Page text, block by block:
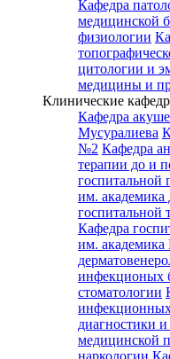
Кафедра
медицинской
физиологии
цитологии и
медицины и
Клинические
Кафедра
Мусуралиева
№2 Кафедра
терапии до и
госпитальной
им. академика
госпитальной
Кафедра
им.
инфекционых
стоматологии
диагностики
медицинской
наркологии